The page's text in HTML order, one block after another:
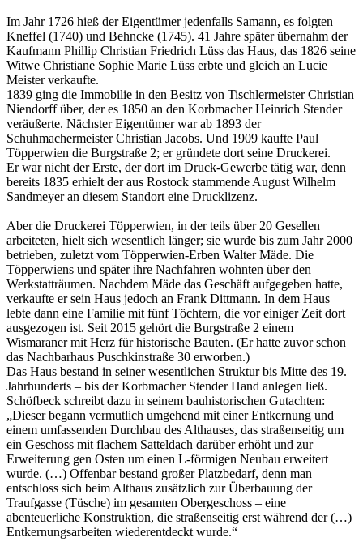
Im Jahr 1726 hieß der Eigentümer jedenfalls Samann, es folgten
Kneffel (1740) und Behncke (1745). 41 Jahre später übernahm der
Kaufmann Phillip Christian Friedrich Lüss das Haus, das 1826 seine
Witwe Christiane Sophie Marie Lüss erbte und gleich an Lucie
Meister verkaufte.
1839 ging die Immobilie in den Besitz von Tischlermeister Christian
Niendorff über, der es 1850 an den Korbmacher Heinrich Stender
ver­äußerte. Nächster Eigentümer war ab 1893 der
Schuhmachermeister Chris­tian Jacobs. Und 1909 kaufte Paul
Töpperwien die Burgstraße 2; er gründete dort seine Druckerei.
Er war nicht der Erste, der dort im Druck-Gewerbe tätig war, denn
bereits 1835 erhielt der aus Rostock stammende August Wilhelm
Sandmeyer an diesem Standort eine Drucklizenz.
Aber die Druckerei Töpperwien, in der teils über 20 Gesellen
arbeiteten, hielt sich wesentlich länger; sie wurde bis zum Jahr 2000
betrieben, zuletzt vom Töpperwien-Erben Walter Mäde. Die
Töpper­wiens und später ihre Nachfahren wohnten über den
Werkstatträumen. Nachdem Mäde das Geschäft aufgegeben hatte,
verkaufte er sein Haus jedoch an Frank Dittmann. In dem Haus
lebte dann eine Familie mit fünf Töchtern, die vor einiger Zeit dort
ausgezogen ist. Seit 2015 gehört die Burgstraße 2 einem
Wismaraner mit Herz für his­torische Bauten. (Er hatte zuvor schon
das Nachbarhaus Puschkinstraße 30 erworben.)
Das Haus bestand in seiner wesentlichen Struktur bis Mitte des 19.
Jahrhunderts – bis der Korbmacher Stender Hand anlegen ließ.
Schöfbeck schreibt dazu in seinem bauhistorischen Gutachten:
„Dieser begann vermutlich umgehend mit einer Entkernung und
einem umfassenden Durchbau des Althauses, das straßenseitig um
ein Geschoss mit flachem Satteldach darüber erhöht und zur
Erweiterung gen Osten um einen L-förmigen Neubau erweitert
wurde. (…) Offenbar bestand großer Platzbedarf, denn man
entschloss sich beim Althaus zusätzlich zur Überbauung der
Traufgasse (Tüsche) im gesamten Obergeschoss – eine
abenteuerliche Konstruktion, die straßenseitig erst während der (…)
Entkernungsarbeiten wiederentdeckt wurde.“